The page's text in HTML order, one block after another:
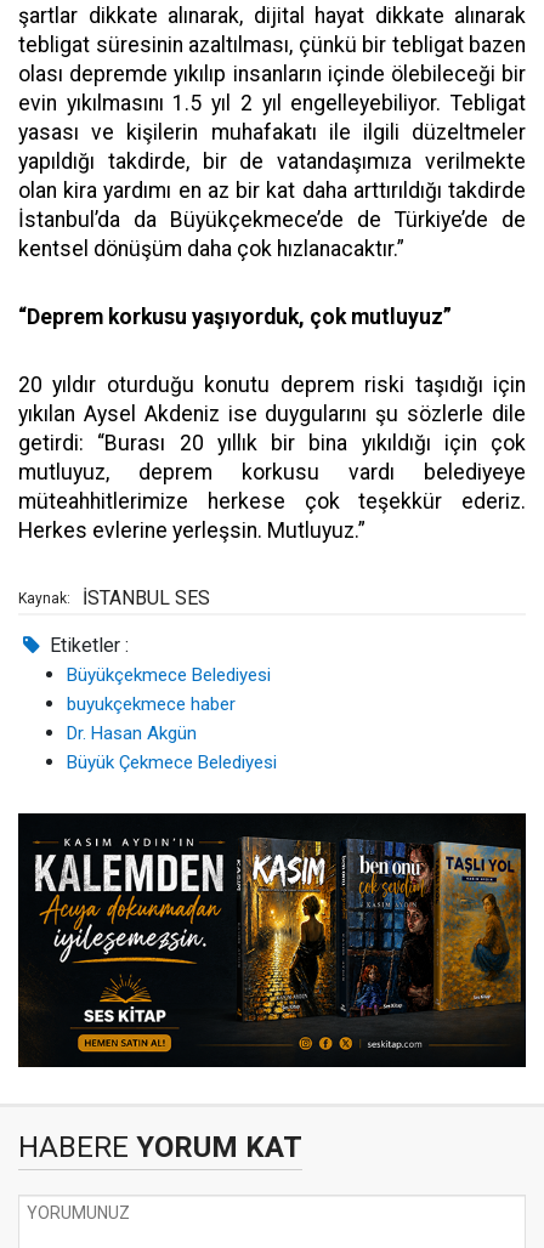
şartlar dikkate alınarak, dijital hayat dikkate alınarak
tebligat süresinin azaltılması, çünkü bir tebligat bazen
olası depremde yıkılıp insanların içinde ölebileceği bir
evin yıkılmasını 1.5 yıl 2 yıl engelleyebiliyor. Tebligat
yasası ve kişilerin muhafakatı ile ilgili düzeltmeler
yapıldığı takdirde, bir de vatandaşımıza verilmekte
olan kira yardımı en az bir kat daha arttırıldığı takdirde
İstanbul’da da Büyükçekmece’de de Türkiye’de de
kentsel dönüşüm daha çok hızlanacaktır.”
“Deprem korkusu yaşıyorduk, çok mutluyuz”
20 yıldır oturduğu konutu deprem riski taşıdığı için
yıkılan Aysel Akdeniz ise duygularını şu sözlerle dile
getirdi: “Burası 20 yıllık bir bina yıkıldığı için çok
mutluyuz, deprem korkusu vardı belediyeye
müteahhitlerimize herkese çok teşekkür ederiz.
Herkes evlerine yerleşsin. Mutluyuz.”
Kaynak: İSTANBUL SES
Etiketler :
Büyükçekmece Belediyesi
buyukçekmece haber
Dr. Hasan Akgün
Büyük Çekmece Belediyesi
HABERE YORUM KAT